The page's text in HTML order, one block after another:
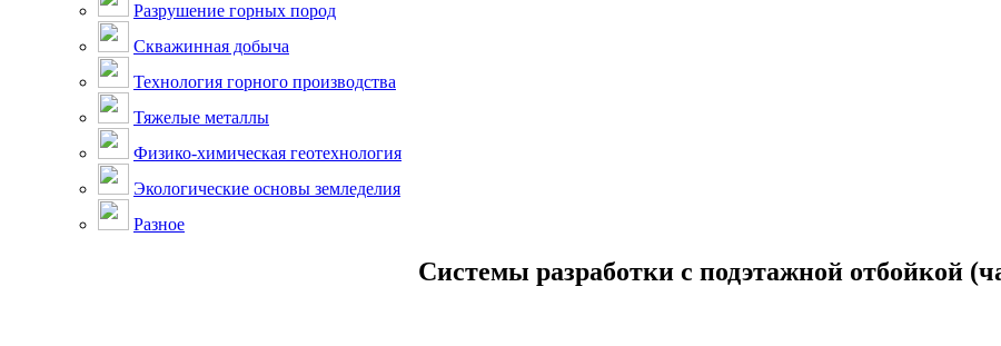
Разрушение горных пород
Скважинная добыча
Технология горного производства
Тяжелые металлы
Физико-химическая геотехнология
Экологические основы земледелия
Разное
Системы разработки с подэтажной отбойкой